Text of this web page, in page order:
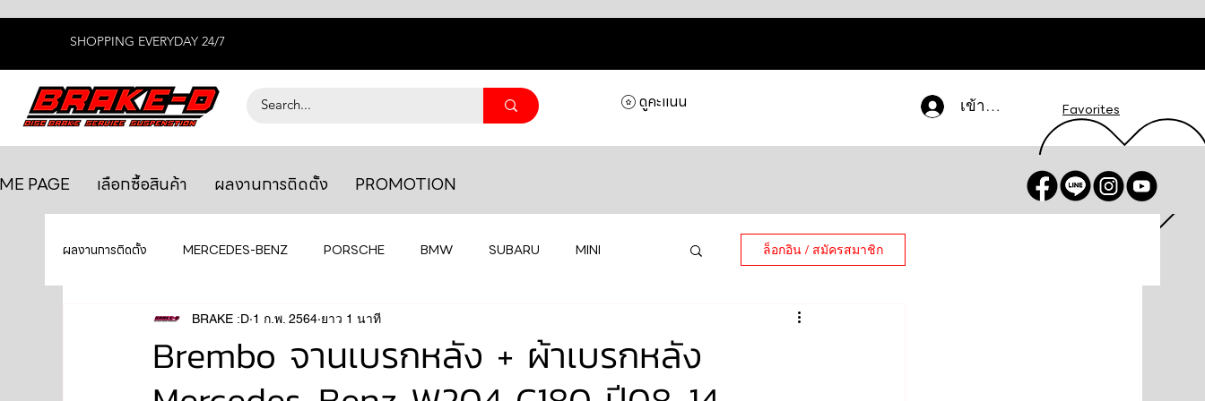
SHOPPING EVERYDAY 24/7
เข้าสู่ระบบ Favorites
ดูคะแนน
PAGE เลือกซื้อสินค้า ผลงานการติดตั้ง PROMOTION
ผลงานการติดตั้ง MERCEDES-BENZ PORSCHE BMW SUBARU MINI
BENTLEY LEXUS ยางรถยนต์ AUDI
MAHLE MAZDA TOYOTA HONDA VOLKSWAGEN JEEP
ล็อกอิน / สมัครสมาชิก
Brembo จานเบรกหลัง + ผ้าเบรกหลัง
BRAKE :D 1 ก.พ. 2564 ยาว 1 นาที